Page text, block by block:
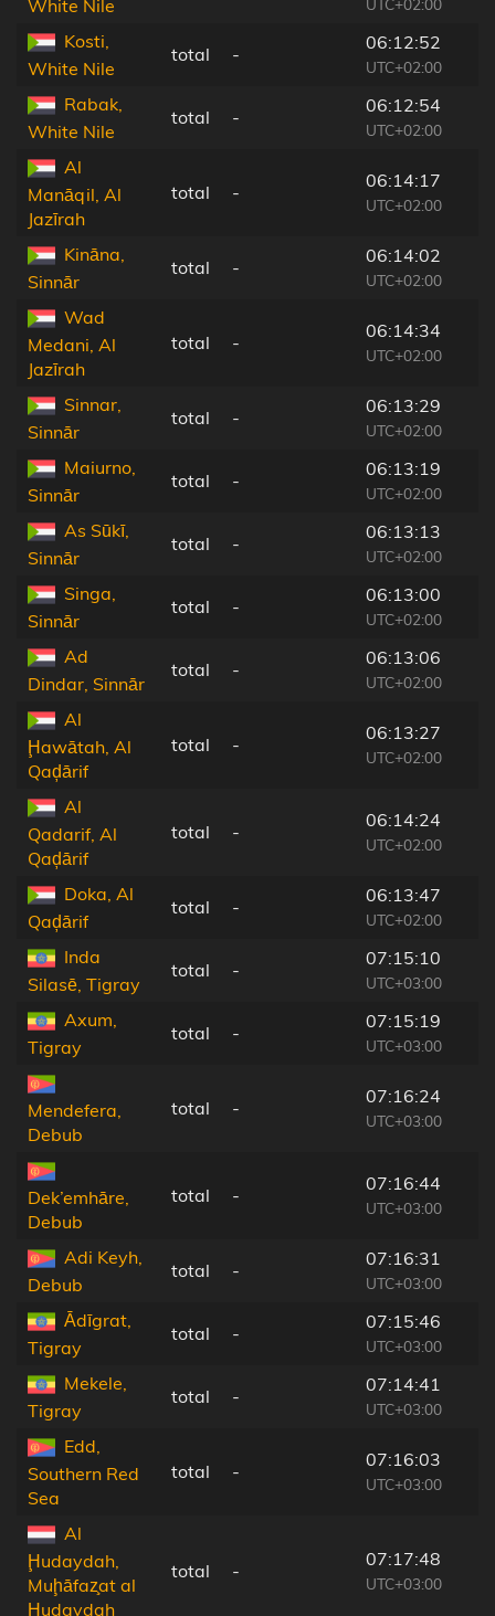
White Nile
Kosti,
White Nile
total -
06:12:52
UTC+02:00
Rabak,
White Nile
total -
06:12:54
UTC+02:00
Al
Manāqil, Al
Jazīrah
total -
06:14:17
UTC+02:00
Kināna,
Sinnār
total -
06:14:02
UTC+02:00
Wad
Medani, Al
Jazīrah
total -
06:14:34
UTC+02:00
Sinnar,
Sinnār
total -
06:13:29
UTC+02:00
Maiurno,
Sinnār
total -
06:13:19
UTC+02:00
As Sūkī,
Sinnār
total -
06:13:13
UTC+02:00
Singa,
Sinnār
total -
06:13:00
UTC+02:00
Ad
Dindar, Sinnār
total -
06:13:06
UTC+02:00
Al
Ḩawātah, Al
Qaḑārif
total -
06:13:27
UTC+02:00
Al
Qadarif, Al
Qaḑārif
total -
06:14:24
UTC+02:00
Doka, Al
Qaḑārif
total -
06:13:47
UTC+02:00
Inda
Silasē, Tigray
total -
07:15:10
UTC+03:00
Axum,
Tigray
total -
07:15:19
UTC+03:00
Mendefera,
Debub
total -
07:16:24
UTC+03:00
Dek’emhāre,
Debub
total -
07:16:44
UTC+03:00
Adi Keyh,
Debub
total -
07:16:31
UTC+03:00
Ādīgrat,
Tigray
total -
07:15:46
UTC+03:00
Mekele,
Tigray
total -
07:14:41
UTC+03:00
Edd,
Southern Red
Sea
total -
07:16:03
UTC+03:00
Al
Ḩudaydah,
Muḩāfaz̧at al
Ḩudaydah
total -
07:17:48
UTC+03:00